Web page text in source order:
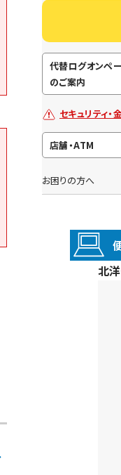
代替ログオンペ
のご案内
セキュリティ
店舗・ATM
お困りの方へ
北